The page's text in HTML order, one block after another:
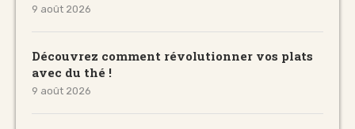
9 août 2026
Découvrez comment révolutionner vos plats
avec du thé !
9 août 2026